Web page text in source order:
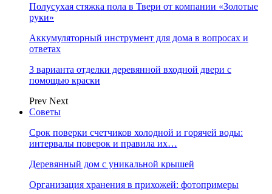
Полусухая стяжка пола в Твери от компании «Золотые
руки»
Аккумуляторный инструмент для дома в вопросах и
ответах
3 варианта отделки деревянной входной двери с
помощью краски
Prev Next
Советы
Срок поверки счетчиков холодной и горячей воды:
интервалы поверок и правила их…
Деревянный дом с уникальной крышей
Организация хранения в прихожей: фотопримеры